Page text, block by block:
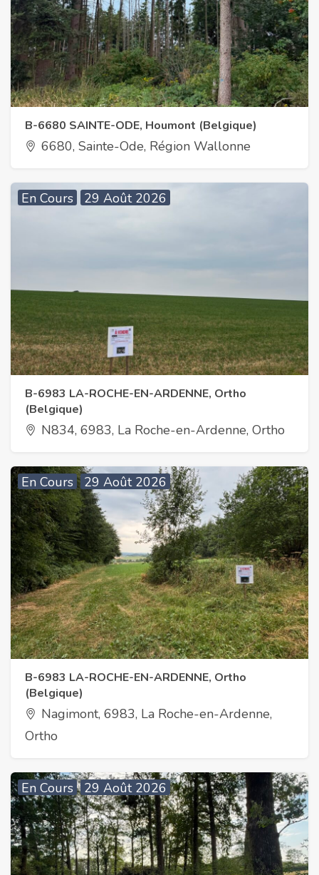
B-6680 SAINTE-ODE, Houmont (Belgique)
6680, Sainte-Ode, Région Wallonne
En Cours 29 Août 2026
B-6983 LA-ROCHE-EN-ARDENNE, Ortho
(Belgique)
N834, 6983, La Roche-en-Ardenne, Ortho
En Cours 29 Août 2026
B-6983 LA-ROCHE-EN-ARDENNE, Ortho
(Belgique)
Nagimont, 6983, La Roche-en-Ardenne,
Ortho
En Cours 29 Août 2026